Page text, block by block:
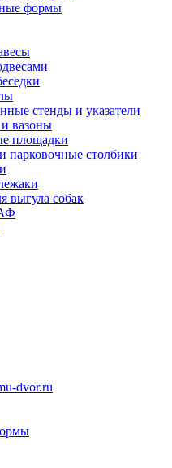
формы
стенды и указатели
вазоны
площадки
парковочные столбики
выгула собак
dvor.ru